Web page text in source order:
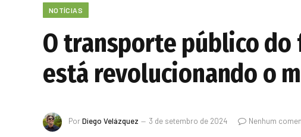
NOTÍCIAS
O transporte público
está revolucionando o
PorDiego Velázquez 3 de setembro de 2024 Nenhum